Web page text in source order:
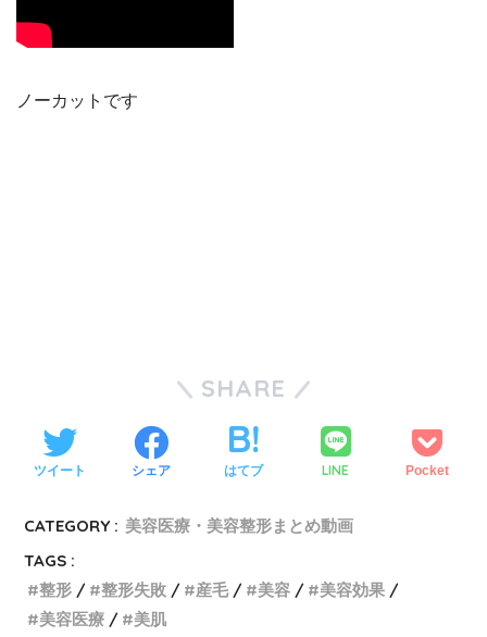
ノーカットです
SHARE
ツイート シェア はてブ LINE Pocket
CATEGORY : 美容医療・美容整形まとめ動画
TAGS :
整形
整形失敗 産毛 美容
美容効果
美容医療
美肌